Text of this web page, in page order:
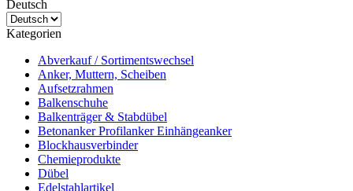
Deutsch
Kategorien
Abverkauf / Sortimentswechsel
Anker, Muttern, Scheiben
Aufsetzrahmen
Balkenschuhe
Balkenträger & Stabdübel
Betonanker Profilanker Einhängeanker
Blockhausverbinder
Chemieprodukte
Dübel
Edelstahlartikel